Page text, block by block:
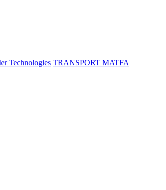
Technologies TRANSPORT MATFA